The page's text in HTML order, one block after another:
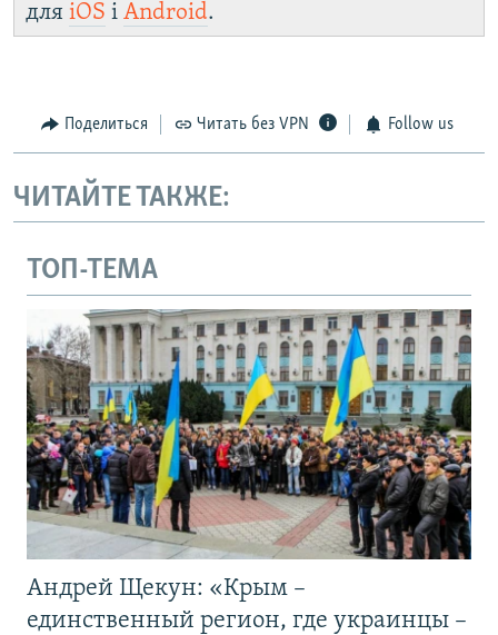
для iOS і Android.
Поделиться Читать без VPN Follow us
ЧИТАЙТЕ ТАКЖЕ:
ТОП-ТЕМА
Андрей Щекун: «Крым –
единственный регион, где украинцы –